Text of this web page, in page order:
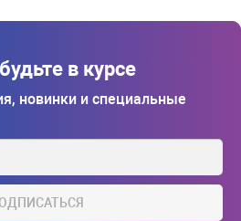
в курсе
новинки и специальные